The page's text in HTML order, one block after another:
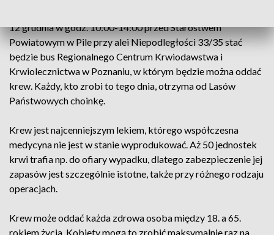
12 grudnia w godz. 10:00-14:00 przed Starostwem
Powiatowym w Pile przy alei Niepodległości 33/35 stać
będzie bus Regionalnego Centrum Krwiodawstwa i
Krwiolecznictwa w Poznaniu, w którym będzie można oddać
krew. Każdy, kto zrobi to tego dnia, otrzyma od Lasów
Państwowych choinkę.
Krew jest najcenniejszym lekiem, którego współczesna
medycyna nie jest w stanie wyprodukować. Aż 50 jednostek
krwi trafia np. do ofiary wypadku, dlatego zabezpieczenie jej
zapasów jest szczególnie istotne, także przy różnego rodzaju
operacjach.
Krew może oddać każda zdrowa osoba między 18. a 65.
rokiem życia. Kobiety mogą to zrobić maksymalnie raz na